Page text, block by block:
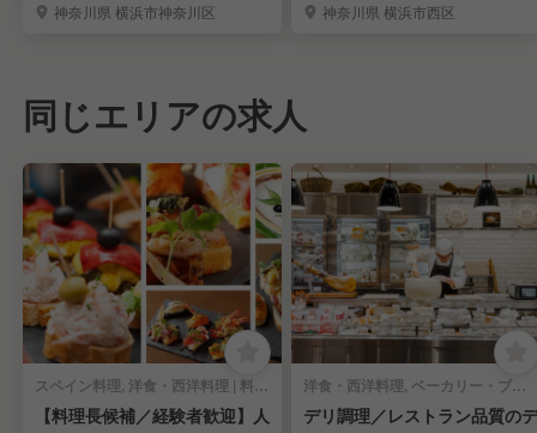
神奈川県 横浜市神奈川区
神奈川県 横浜市西区
同じエリアの求人
スペイン料理, 洋食・西洋料理 | 料理長・料理長候補
【料理長候補／経験者歓迎】人
洋食・西洋料理, ベーカリー・ブーランジェリー | 料理長・料理長候補
デリ調理／レストラン品質のデ